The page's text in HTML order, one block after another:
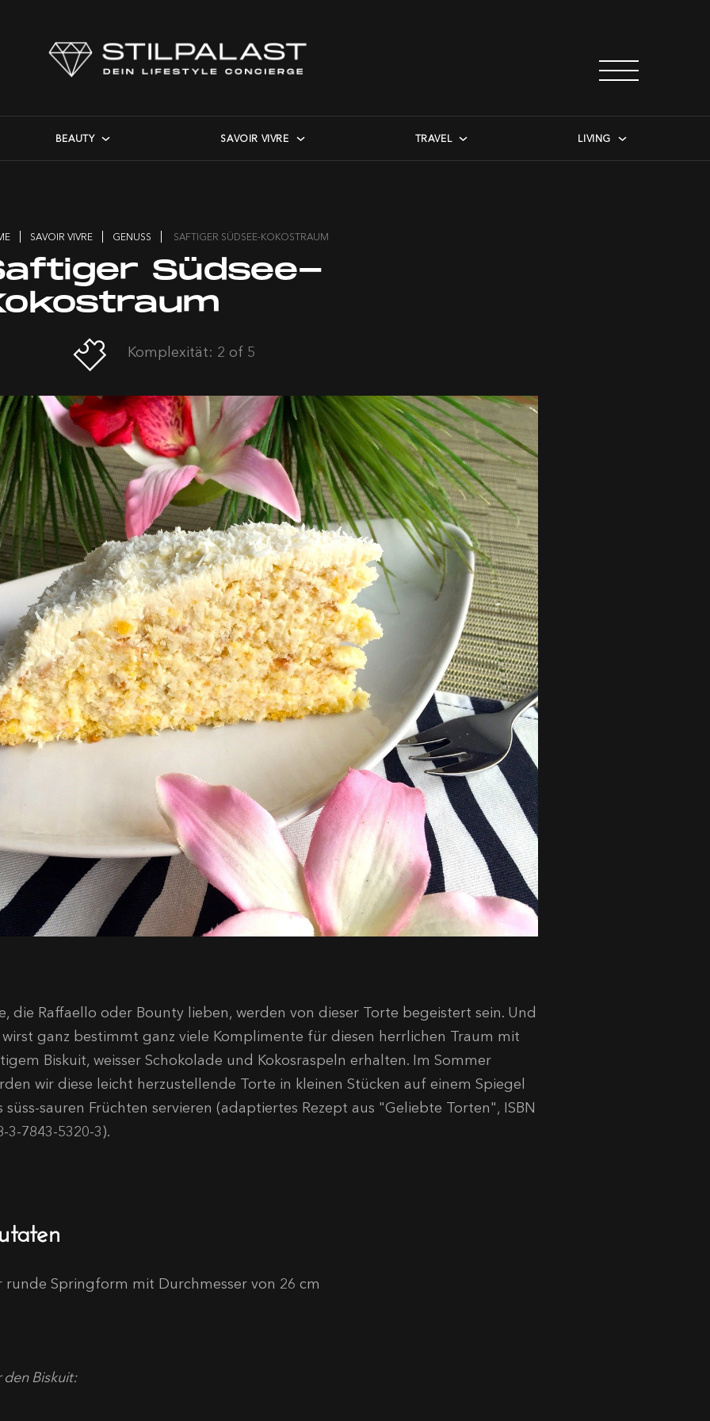
BEAUTY SAVOIR VIVRE TRAVEL LIVING
SAVOIR VIVRE GENUSS SAFTIGER SÜDSEE-KOKOSTRAUM
Südsee-
Komplexität: 2 of 5
die Raffaello oder Bounty lieben, werden von dieser Torte begeistert sein. Und
ganz bestimmt ganz viele Komplimente für diesen herrlichen Traum mit
Biskuit, weisser Schokolade und Kokosraspeln erhalten. Im Sommer
wir diese leicht herzustellende Torte in kleinen Stücken auf einem Spiegel
süss-sauren Früchten servieren (adaptiertes Rezept aus "Geliebte Torten", ISBN
3-7843-5320-3).
runde Springform mit Durchmesser von 26 cm
den Biskuit: